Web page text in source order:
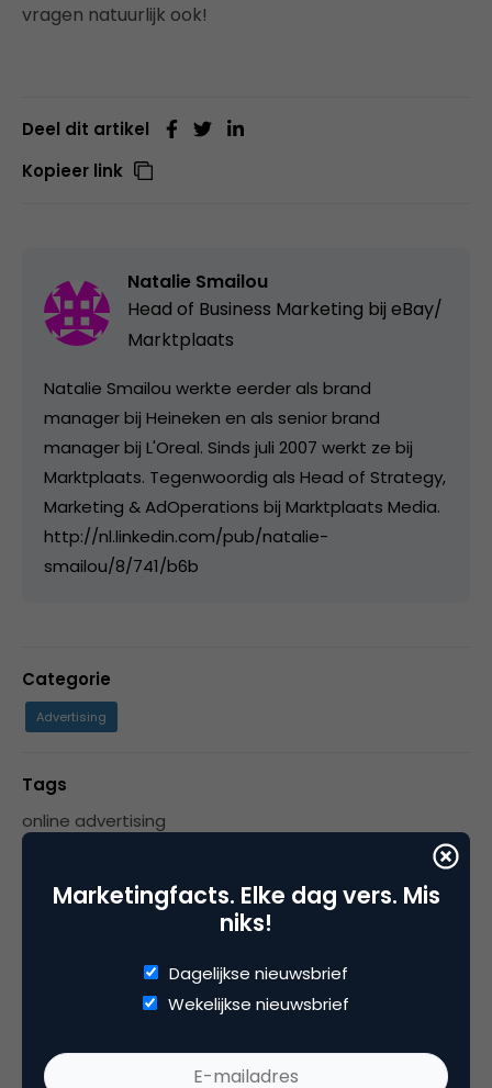
vragen natuurlijk ook!
Deel dit artikel
Kopieer link
Natalie Smailou
Head of Business Marketing bij eBay/
Marktplaats
Natalie Smailou werkte eerder als brand
manager bij Heineken en als senior brand
manager bij L'Oreal. Sinds juli 2007 werkt ze bij
Marktplaats. Tegenwoordig als Head of Strategy,
Marketing & AdOperations bij Marktplaats Media.
http://nl.linkedin.com/pub/natalie-
smailou/8/741/b6b
Categorie
Advertising
Tags
online advertising
Marketingfacts. Elke dag vers. Mis
niks!
Dagelijkse nieuwsbrief
Wekelijkse nieuwsbrief